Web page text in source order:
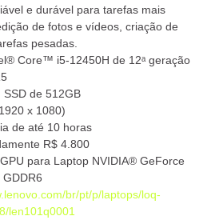
e durável para tarefas mais
de fotos e vídeos, criação de
pesadas.
Core™ i5-12450H de 12ᵃ geração
SSD de 512GB
x 1080)
de até 10 horas
R$ 4.800
GPU para Laptop NVIDIA® GeForce
br/pt/p/laptops/loq-
len101q0001